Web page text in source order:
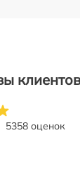
клиентов
5358 оценок